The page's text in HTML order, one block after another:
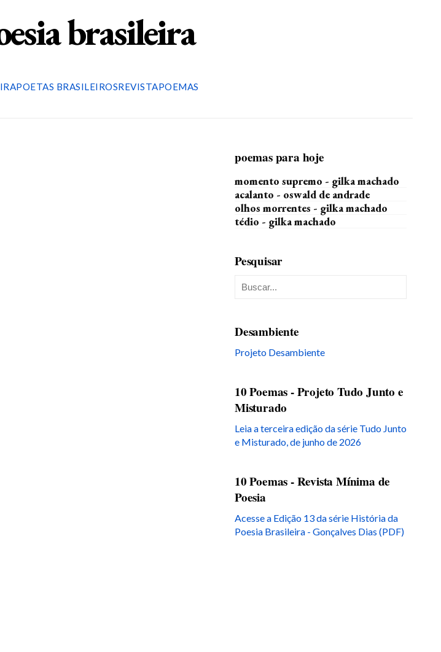
brasileira
POETAS BRASILEIROSREVISTAPOEMAS
poemas para hoje
momento supremo - gilka machado
acalanto - oswald de andrade
olhos morrentes - gilka machado
tédio - gilka machado
Pesquisar
Desambiente
Projeto Desambiente
10 Poemas - Projeto Tudo Junto e
Misturado
Leia a terceira edição da série Tudo Junto
e Misturado, de junho de 2026
10 Poemas - Revista Mínima de
Poesia
Acesse a Edição 13 da série História da
Poesia Brasileira - Gonçalves Dias (PDF)